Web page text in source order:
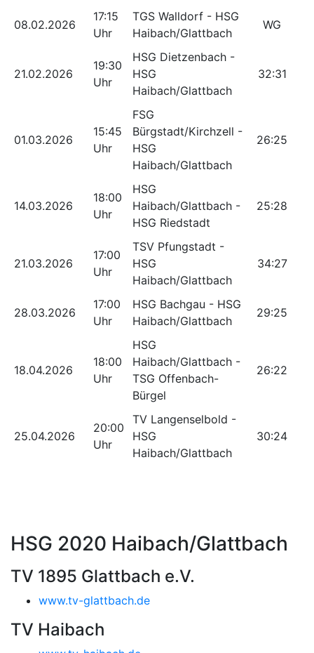
08.02.2026
17:15
Uhr
TGS Walldorf - HSG
Haibach/Glattbach
WG
21.02.2026
19:30
Uhr
HSG Dietzenbach -
HSG
Haibach/Glattbach
32:31
01.03.2026
15:45
Uhr
FSG
Bürgstadt/Kirchzell -
HSG
Haibach/Glattbach
26:25
14.03.2026
18:00
Uhr
HSG
Haibach/Glattbach -
HSG Riedstadt
25:28
21.03.2026
17:00
Uhr
TSV Pfungstadt -
HSG
Haibach/Glattbach
34:27
28.03.2026
17:00
Uhr
HSG Bachgau - HSG
Haibach/Glattbach
29:25
18.04.2026
18:00
Uhr
HSG
Haibach/Glattbach -
TSG Offenbach-
Bürgel
26:22
25.04.2026
20:00
Uhr
TV Langenselbold -
HSG
Haibach/Glattbach
30:24
HSG 2020 Haibach/Glattbach
TV 1895 Glattbach e.V.
www.tv-glattbach.de
TV Haibach